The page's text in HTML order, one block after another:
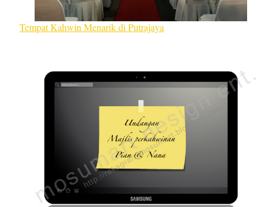
Tempat Kahwin Menarik di Putrajaya